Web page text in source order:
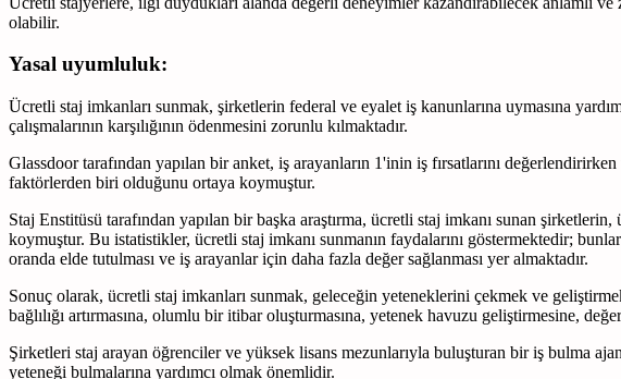
olabilir.
Yasal uyumluluk:
Ücretli staj imkanları sunmak, şirketlerin federal ve eyalet iş kanunlarına uymasına
çalışmalarının karşılığının ödenmesini zorunlu kılmaktadır.
Glassdoor tarafından yapılan bir anket, iş arayanların 1'inin iş fırsatlarını
faktörlerden biri olduğunu ortaya koymuştur.
Staj Enstitüsü tarafından yapılan bir başka araştırma, ücretli staj imkanı sunan
koymuştur. Bu istatistikler, ücretli staj imkanı sunmanın faydalarını göstermektedir; bunlar
oranda elde tutulması ve iş arayanlar için daha fazla değer sağlanması yer almaktadır.
Sonuç olarak, ücretli staj imkanları sunmak, geleceğin yeteneklerini çekmek ve
bağlılığı artırmasına, olumlu bir itibar oluşturmasına, yetenek havuzu geliştirmesine,
Şirketleri staj arayan öğrenciler ve yüksek lisans mezunlarıyla buluşturan bir iş bulma
yeteneği bulmalarına yardımcı olmak önemlidir.